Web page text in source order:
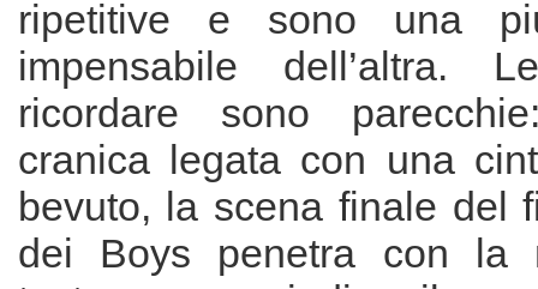
ripetitive e sono una
impensabile dell’altra.
ricordare sono
cranica legata con una
bevuto, la scena finale del
dei Boys penetra con la